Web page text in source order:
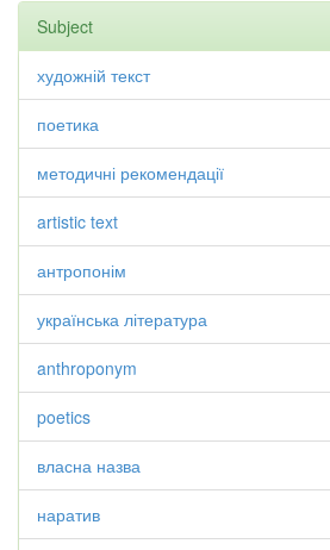
Subject
художній текст
поетика
методичні рекомендації
artistic text
антропонім
українська література
anthroponym
poetics
власна назва
наратив